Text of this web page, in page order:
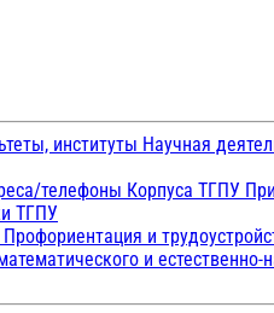
институты Научная
телефоны Корпуса ТГПУ
ТГПУ
Профориентация и
и естественно-